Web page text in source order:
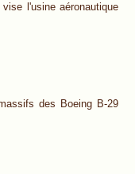
l'usine aéronautique
des Boeing B-29